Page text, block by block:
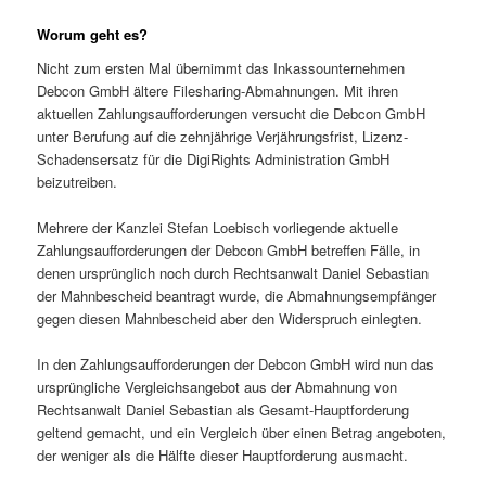
Worum geht es?
Nicht zum ersten Mal übernimmt das Inkassounternehmen
Debcon GmbH ältere Filesharing-Abmahnungen. Mit ihren
aktuellen Zahlungsaufforderungen versucht die Debcon GmbH
unter Berufung auf die zehnjährige Verjährungsfrist, Lizenz-
Schadensersatz für die DigiRights Administration GmbH
beizutreiben.
Mehrere der Kanzlei Stefan Loebisch vorliegende aktuelle
Zahlungsaufforderungen der Debcon GmbH betreffen Fälle, in
denen ursprünglich noch durch Rechtsanwalt Daniel Sebastian
der Mahnbescheid beantragt wurde, die Abmahnungsempfänger
gegen diesen Mahnbescheid aber den Widerspruch einlegten.
In den Zahlungsaufforderungen der Debcon GmbH wird nun das
ursprüngliche Vergleichsangebot aus der Abmahnung von
Rechtsanwalt Daniel Sebastian als Gesamt-Hauptforderung
geltend gemacht, und ein Vergleich über einen Betrag angeboten,
der weniger als die Hälfte dieser Hauptforderung ausmacht.